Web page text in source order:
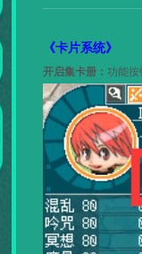
《卡片系统》
开启集卡册： 功能按